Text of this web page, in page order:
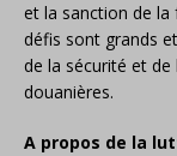
et la sanction de la
défis sont grands
de la sécurité et de
douanières.
A propos de la